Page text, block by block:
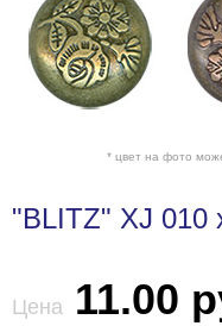
* цвет на фото
"BLITZ" XJ 010
Цена 11.00